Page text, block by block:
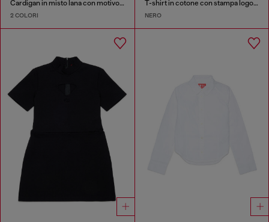
Cardigan in misto lana con motivo argyle
2 COLORI
T-shirt in cotone con stampa logo originale
NERO